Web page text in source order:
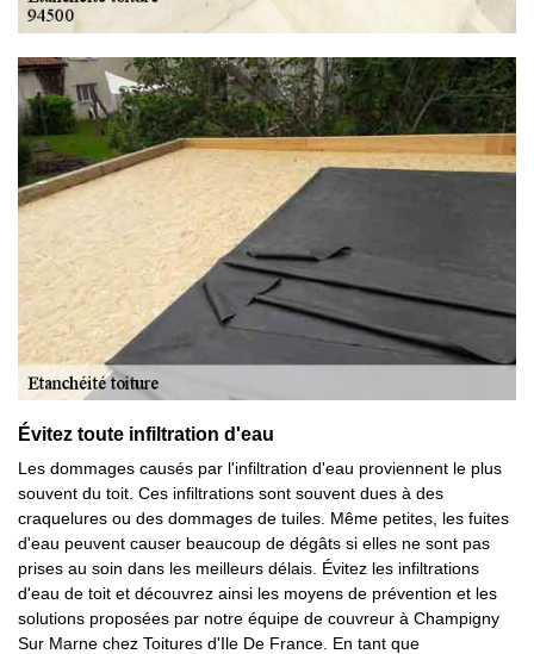
Évitez toute infiltration d'eau
Les dommages causés par l'infiltration d'eau proviennent le plus
souvent du toit. Ces infiltrations sont souvent dues à des
craquelures ou des dommages de tuiles. Même petites, les fuites
d'eau peuvent causer beaucoup de dégâts si elles ne sont pas
prises au soin dans les meilleurs délais. Évitez les infiltrations
d'eau de toit et découvrez ainsi les moyens de prévention et les
solutions proposées par notre équipe de couvreur à Champigny
Sur Marne chez Toitures d'Ile De France. En tant que